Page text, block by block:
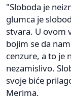
"Sloboda je
glumca je
stvara. U ovom
bojim se da
cenzure, a to je
nezamislivo.
svoje biće
Merima.